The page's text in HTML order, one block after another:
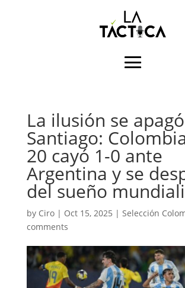
La ilusión se
Santiago:
20 cayó 1-0 ante
Argentina y se
del sueño
by Ciro| Oct 15, 2025 | Selección
comments